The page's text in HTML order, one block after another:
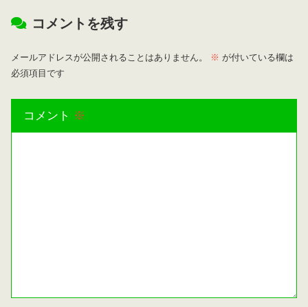
コメントを残す
メールアドレスが公開されることはありません。 ※ が付いている欄は
必須項目です
コメント ※